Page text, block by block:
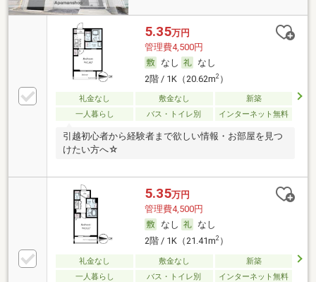
5.35万円
管理費4,500円
なし
なし
2階 / 1K（20.62m2）
礼金なし 敷金なし
新築
一人暮らし
バス・トイレ別 インターネット無料
引越初心者から経験者まで欲しい情報・お部屋を見つ
けたい方へ☆
5.35万円
管理費4,500円
なし
なし
2階 / 1K（21.41m2）
礼金なし 敷金なし
新築
一人暮らし
バス・トイレ別 インターネット無料